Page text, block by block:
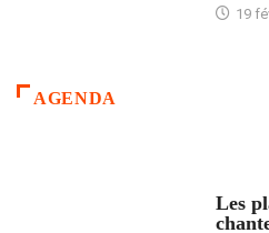
19
AGENDA
Les